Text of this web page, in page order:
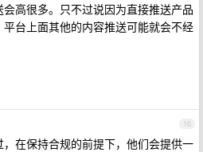
高很多。只不过说因为直接推送产品
台上面其他的内容推送可能就会不经
16
在保持合规的前提下，他们会提供一